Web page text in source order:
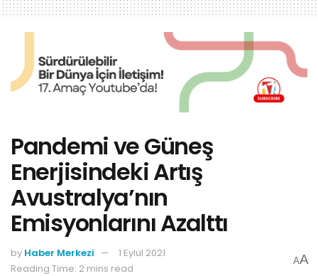
Pandemi ve Güneş
Enerjisindeki Artış
Avustralya’nın
Emisyonlarını Azalttı
by Haber Merkezi
1 Eylül 2021
Reading Time: 2 mins read
AA